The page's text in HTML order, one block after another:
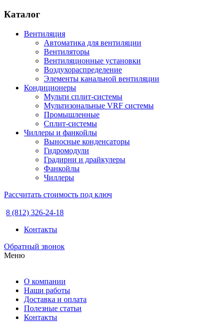
Каталог
Вентиляция
Автоматика для вентиляции
Вентиляторы
Вентиляционные установки
Воздухораспределение
Элементы канальной вентиляции
Кондиционеры
Мульти сплит-системы
Мультизональные VRF системы
Промышленные
Сплит-системы
Чиллеры и фанкойлы
Выносные конденсаторы
Гидромодули
Градирни и драйкулеры
Фанкойлы
Чиллеры
Рассчитать стоимость под ключ
8 (812) 326-24-18
Контакты
Обратный звонок
Меню
О компании
Наши работы
Доставка и оплата
Полезные статьи
Контакты